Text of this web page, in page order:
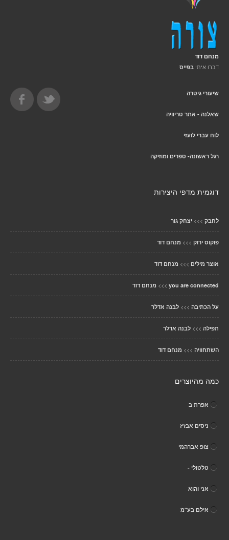
מנחם דוד
דברו איתי בפייס
שיעורי גיטרה
שאלנה - אתר טריוויה
לוח עברי לועזי
רגל ראשונה- ספרים ומוזיקה
דוגמית מדפי היצירות
לחבק >>> יצחק גור
פוקוס ירוק >>> מנחם דוד
אוצר מילים >>> מנחם דוד
you are connected
>>> מנחם דוד
על הכתיבה >>> לבנה אדלר
תפילה >>> לבנה אדלר
השתחוויה >>> מנחם דוד
כמה מהיוצרים
אפרת ב
ניסים אבזיז
צופ אברהמי
טלטולי -
אני והוא
אילם בע"מ